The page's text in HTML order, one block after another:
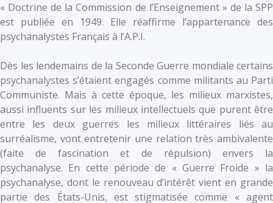
« Doctrine de la Commission de l’Enseignement » de la SPP
est publiée en 1949. Elle réaffirme l’appartenance des
psychanalystes Français à l’A.P.I.
Dès les lendemains de la Seconde Guerre mondiale certains
psychanalystes s’étaient engagés comme militants au Parti
Communiste. Mais à cette époque, les milieux marxistes,
aussi influents sur les milieux intellectuels que purent être
entre les deux guerres les milieux littéraires liés au
surréalisme, vont entretenir une relation très ambivalente
(faite de fascination et de répulsion) envers la
psychanalyse. En cette période de « Guerre Froide » la
psychanalyse, dont le renouveau d’intérêt vient en grande
partie des États-Unis, est stigmatisée comme « agent